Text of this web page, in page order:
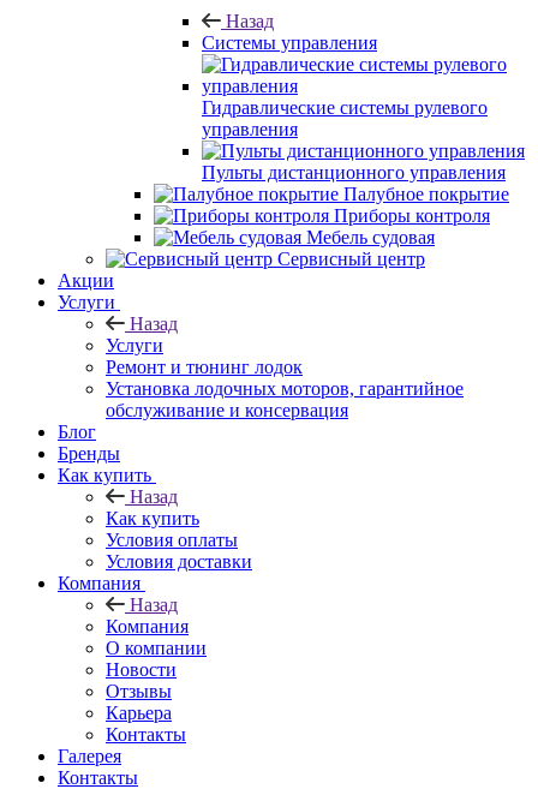
Назад
Системы управления
Гидравлические системы рулевого
управления
Пульты дистанционного управления
Палубное покрытие
Приборы контроля
Мебель судовая
Сервисный центр
Акции
Услуги
Назад
Услуги
Ремонт и тюнинг лодок
Установка лодочных моторов, гарантийное
обслуживание и консервация
Блог
Бренды
Как купить
Назад
Как купить
Условия оплаты
Условия доставки
Компания
Назад
Компания
О компании
Новости
Отзывы
Карьера
Контакты
Галерея
Контакты